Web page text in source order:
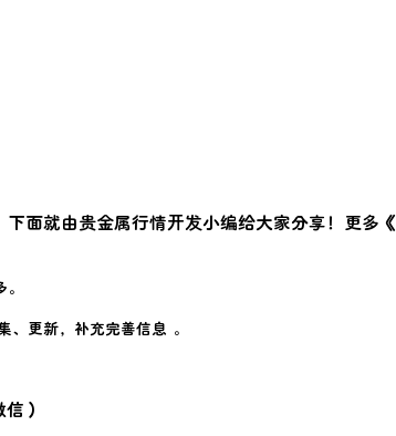
面就由贵金属行情开发小编给大家分享！更多《
更新，补充完善信息 。
）